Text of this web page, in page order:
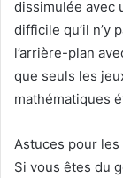
dissimulée avec
difficile qu’il n’y
l’arrière-plan
que seuls les
mathématiques
Astuces pour
Si vous êtes du